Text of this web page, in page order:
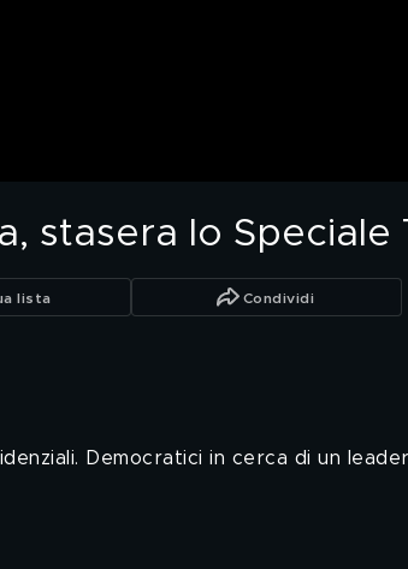
stasera lo Speciale
lista Condividi
Democratici in cerca di un